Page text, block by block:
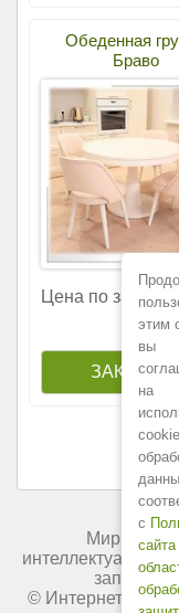
Обеденная
Браво
Цена по запросу
Мир
© Интернет-
этим
вы
на
с
сайта